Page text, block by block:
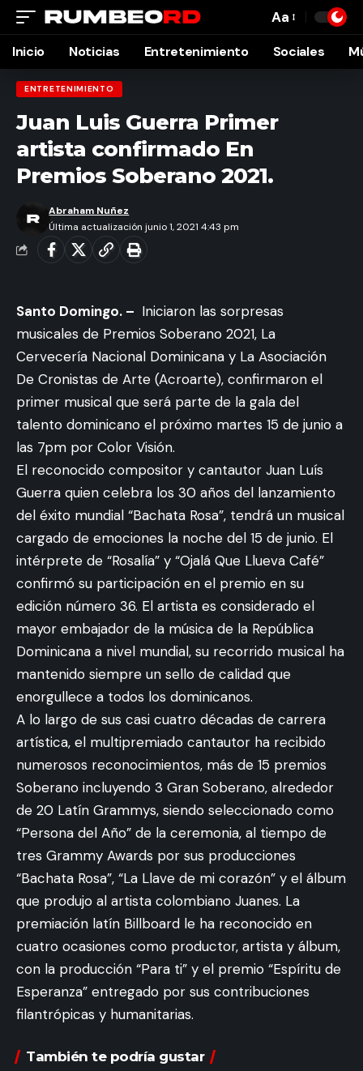
Font
Resizer
Aa
Inicio Noticias Entretenimiento Sociales
ENTRETENIMIENTO
Juan Luis Guerra Primer
artista confirmado En
Premios Soberano 2021.
Última actualización junio 1, 2021 4:43 pm
Abraham Nuñez
Santo Domingo. – Iniciaron las sorpresas
musicales de Premios Soberano 2021, La
Cervecería Nacional Dominicana y La Asociación
De Cronistas de Arte (Acroarte), confirmaron el
primer musical que será parte de la gala del
talento dominicano el próximo martes 15 de junio a
las 7pm por Color Visión.
El reconocido compositor y cantautor Juan Luís
Guerra quien celebra los 30 años del lanzamiento
del éxito mundial “Bachata Rosa”, tendrá un musical
cargado de emociones la noche del 15 de junio. El
intérprete de “Rosalía” y “Ojalá Que Llueva Café”
confirmó su participación en el premio en su
edición número 36. El artista es considerado el
mayor embajador de la música de la República
Dominicana a nivel mundial, su recorrido musical ha
mantenido siempre un sello de calidad que
enorgullece a todos los dominicanos.
A lo largo de sus casi cuatro décadas de carrera
artística, el multipremiado cantautor ha recibido
numerosos reconocimientos, más de 15 premios
Soberano incluyendo 3 Gran Soberano, alrededor
de 20 Latín Grammys, siendo seleccionado como
“Persona del Año” de la ceremonia, al tiempo de
tres Grammy Awards por sus producciones
“Bachata Rosa”, “La Llave de mi corazón” y el álbum
que produjo al artista colombiano Juanes. La
premiación latín Billboard le ha reconocido en
cuatro ocasiones como productor, artista y álbum,
con la producción “Para ti” y el premio “Espíritu de
Esperanza” entregado por sus contribuciones
filantrópicas y humanitarias.
También te podría gustar